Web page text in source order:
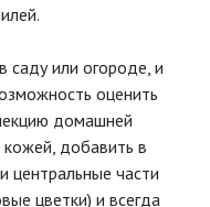
саду или огороде, и
оценить
домашней
добавить в
центральные части
цветки) и всегда